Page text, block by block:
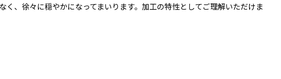
く、徐々に穏やかになってまいります。加工の特性としてご理解いただけま